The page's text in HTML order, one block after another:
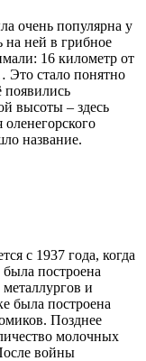
очень популярна у
на ней в грибное
16 километр от
стало понятно
появились
высоты – здесь
название.
с 1937 года, когда
построена
и
была построена
Позднее
молочных
войны